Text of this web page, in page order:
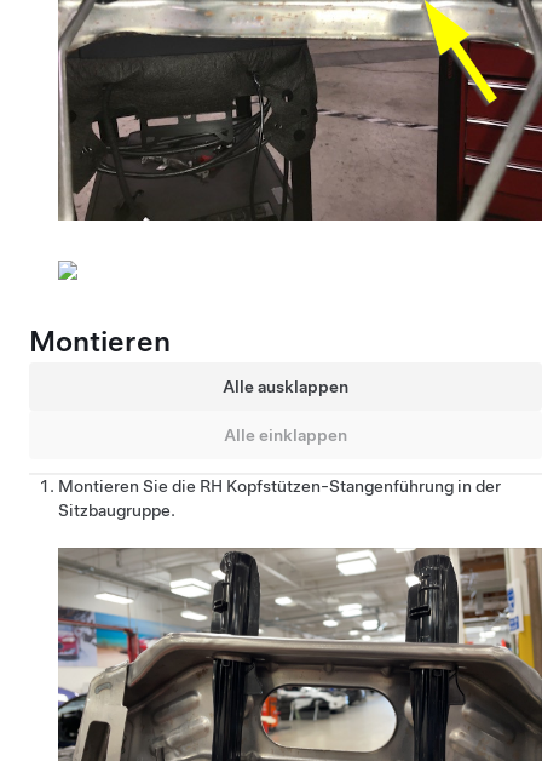
Montieren
Alle ausklappen
Alle einklappen
Montieren Sie die RH Kopfstützen-Stangenführung in der
Sitzbaugruppe.